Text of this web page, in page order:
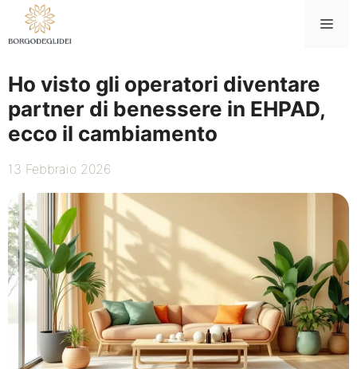
contenuto
Ho visto gli operatori diventare
partner di benessere in EHPAD,
ecco il cambiamento
13 Febbraio 2026